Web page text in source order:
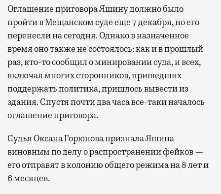
Оглашение приговора Яшину должно было
пройти в Мещанском суде еще 7 декабря, но его
перенесли на сегодня. Однако в назначенное
время оно также не состоялось: как и в прошлый
раз, кто-то сообщил о минировании суда, и всех,
включая многих сторонников, пришедших
поддержать политика, пришлось вывести из
здания. Спустя почти два часа все-таки началось
оглашение приговора.
Судья Оксана Горюнова признала Яшина
виновным по делу о распространении фейков —
его отправят в колонию общего режима на 8 лет и
6 месяцев.